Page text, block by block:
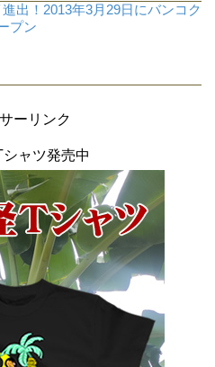
出！2013年3月29日にバンコク
プン
ーリンク
ャツ発売中